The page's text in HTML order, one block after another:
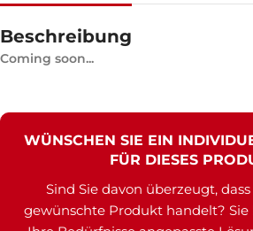
EXEMPLARISCH
Beschreibung
Coming soon...
WÜNSCHEN SIE EIN
FÜR DIESES
Sind Sie davon überzeugt,
gewünschte Produkt handelt?